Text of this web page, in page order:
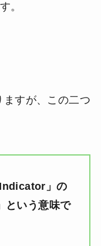
。
すが、この二つ
」の
という意味で